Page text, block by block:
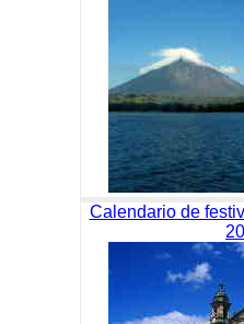
Calendario de